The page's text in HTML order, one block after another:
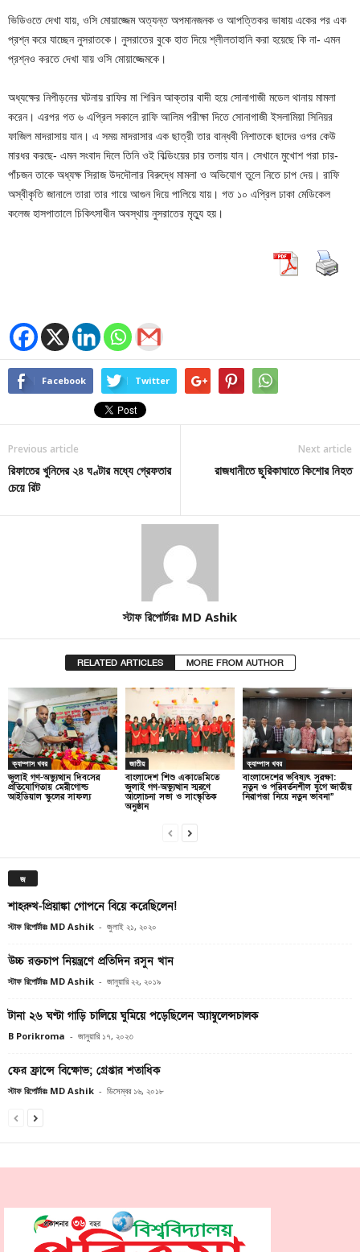
ভিডিওতে দেখা যায়, ওসি মোয়াজ্জেম অত্যন্ত অপমানজনক ও আপত্তিকর ভাষায় একের পর এক
প্রশ্ন করে যাচ্ছেন নুসরাতকে। নুসরাতের বুকে হাত দিয়ে শ্লীলতাহানি করা হয়েছে কি না- এমন
প্রশ্নও করতে দেখা যায় ওসি মোয়াজ্জেমকে।
অধ্যক্ষের নিপীড়নের ঘটনায় রাফির মা শিরিন আক্তার বাদী হয়ে সোনাগাজী মডেল থানায় মামলা
করেন। এরপর গত ৬ এপ্রিল সকালে রাফি আলিম পরীক্ষা দিতে সোনাগাজী ইসলামিয়া সিনিয়র
ফাজিল মাদরাসায় যান। এ সময় মাদরাসার এক ছাত্রী তার বান্ধবী নিশাতকে ছাদের ওপর কেউ
মারধর করছে- এমন সংবাদ দিলে তিনি ওই বিল্ডিংয়ের চার তলায় যান। সেখানে মুখোশ পরা চার-
পাঁচজন তাকে অধ্যক্ষ সিরাজ উদদৌলার বিরুদ্ধে মামলা ও অভিযোগ তুলে নিতে চাপ দেয়। রাফি
অস্বীকৃতি জানালে তারা তার গায়ে আগুন দিয়ে পালিয়ে যায়। গত ১০ এপ্রিল ঢাকা মেডিকেল
কলেজ হাসপাতালে চিকিৎসাধীন অবস্থায় নুসরাতের মৃত্যু হয়।
Facebook Twitter
Previous article
রিফাতের খুনিদের ২৪ ঘণ্টার মধ্যে গ্রেফতার
চেয়ে রিট
Next article
রাজধানীতে ছুরিকাঘাতে কিশোর নিহত
স্টাফ রিপোর্টারঃ MD Ashik
RELATED ARTICLES MORE FROM AUTHOR
ক্যাম্পাস খবর
জুলাই গণ-অভ্যুত্থান দিবসের
প্রতিযোগিতায় মেরীগোল্ড
আইডিয়াল স্কুলের সাফল্য
জাতীয়
বাংলাদেশ শিশু একাডেমিতে
জুলাই গণ-অভ্যুত্থান স্মরণে
আলোচনা সভা ও সাংস্কৃতিক
অনুষ্ঠান
ক্যাম্পাস খবর
বাংলাদেশের ভবিষ্যৎ সুরক্ষা:
নতুন ও পরিবর্তনশীল যুগে জাতীয়
নিরাপত্তা নিয়ে নতুন ভাবনা”
জ
শাহরুখ-প্রিয়াঙ্কা গোপনে বিয়ে করেছিলেন!
স্টাফ রিপোর্টারঃ MD Ashik - জুলাই ২১, ২০২০
উচ্চ রক্তচাপ নিয়ন্ত্রণে প্রতিদিন রসুন খান
স্টাফ রিপোর্টারঃ MD Ashik - জানুয়ারি ২২, ২০১৯
টানা ২৬ ঘণ্টা গাড়ি চালিয়ে ঘুমিয়ে পড়েছিলেন অ্যাম্বুলেন্সচালক
B Porikroma - জানুয়ারি ১৭, ২০২৩
ফের ফ্রান্সে বিক্ষোভ; গ্রেপ্তার শতাধিক
স্টাফ রিপোর্টারঃ MD Ashik - ডিসেম্বর ১৬, ২০১৮